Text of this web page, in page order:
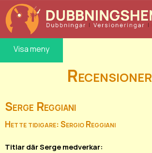
Visa meny
Recensioner
Serge Reggiani
Hette tidigare: Sergio Reggiani
Titlar där Serge medverkar: